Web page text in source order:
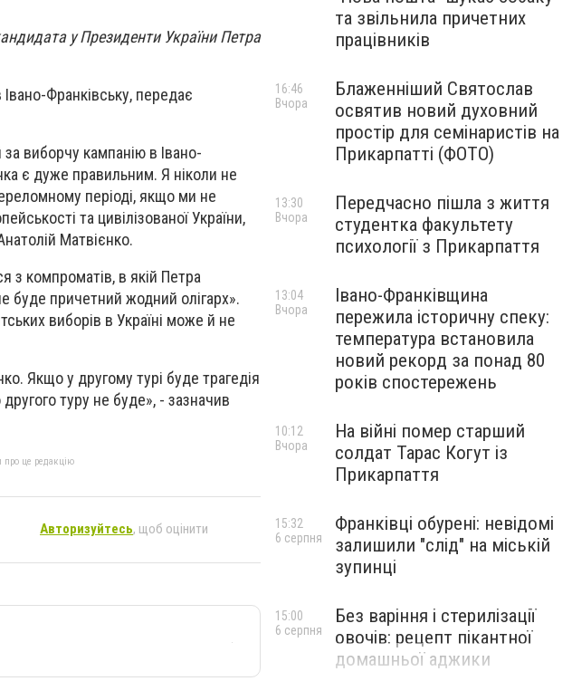
у Президенти України Петра
Франківську, передає
виборчу кампанію в Івано-
є дуже правильним. Я ніколи не
періоді, якщо ми не
та цивілізованої України,
Матвієнко.
з компроматів, в якій Петра
буде причетний жодний олігарх».
виборів в Україні може й не
Якщо у другому турі буде трагедія
туру не буде», - зазначив
про це редакцію
Авторизуйтесь, щоб оцінити
та звільнила причетних
працівників
Блаженніший Святослав
освятив новий духовний
простір для семінаристів на
Прикарпатті (ФОТО)
16:46
Вчора
Передчасно пішла з життя
студентка факультету
психології з Прикарпаття
13:30
Вчора
Івано-Франківщина
пережила історичну спеку:
температура встановила
новий рекорд за понад 80
років спостережень
13:04
Вчора
На війні помер старший
солдат Тарас Когут із
Прикарпаття
10:12
Вчора
Франківці обурені: невідомі
залишили "слід" на міській
зупинці
15:32
6 серпня
Без варіння і стерилізації
овочів: рецепт пікантної
домашньої аджики
15:00
6 серпня